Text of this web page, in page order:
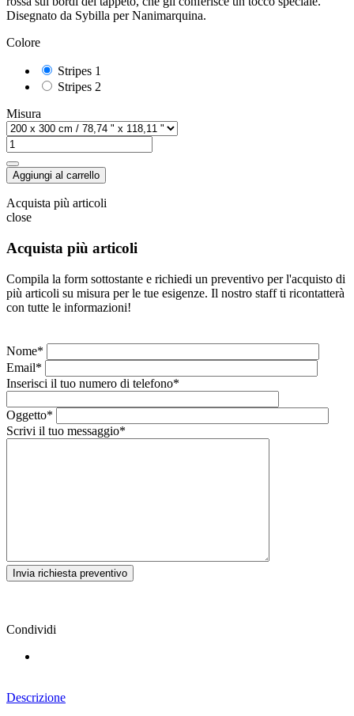
Disegnato da Sybilla per Nanimarquina.
Colore
Stripes 1
Stripes 2
Misura
Aggiungi al carrello
Acquista più articoli
close
Acquista più articoli
Compila la form sottostante e richiedi un preventivo per l'acquisto di
più articoli su misura per le tue esigenze. Il nostro staff ti ricontatterà
con tutte le informazioni!
Nome*
Email*
Inserisci il tuo numero di telefono*
Oggetto*
Scrivi il tuo messaggio*
Condividi
Descrizione